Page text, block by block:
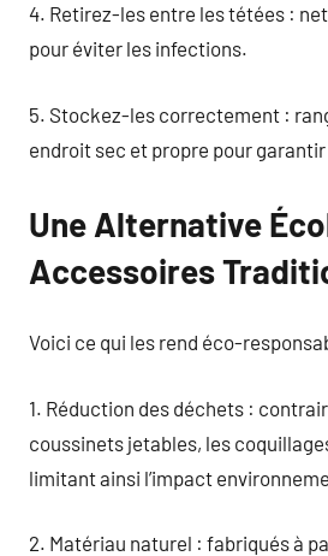
4. Retirez-les entre les tétées :
pour éviter les infections.
5. Stockez-les correctement :
endroit sec et propre pour
Une Alternative
Accessoires
Voici ce qui les rend éco-
1. Réduction des déchets :
coussinets jetables, les
limitant ainsi l’impact
2. Matériau naturel : fabriqués à